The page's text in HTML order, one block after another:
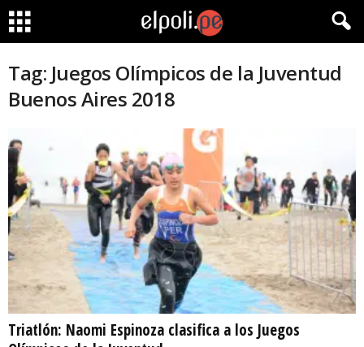
Tag: Juegos Olímpicos de la Juventud
Buenos Aires 2018
Triatlón: Naomi Espinoza clasifica a los Juegos